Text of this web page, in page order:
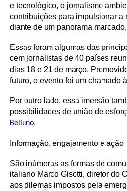
e tecnológico, o jornalismo
contribuições para impulsionar a
diante de um panorama
Essas foram algumas das
cem jornalistas de 40 países
dias 18 e 21 de março.
futuro, o evento foi um chamado
Por outro lado, essa imersão
possibilidades de união de
Belluno.
Informação, engajamento e ação
São inúmeras as formas de
italiano Marco Gisotti, diretor do
aos dilemas impostos pela